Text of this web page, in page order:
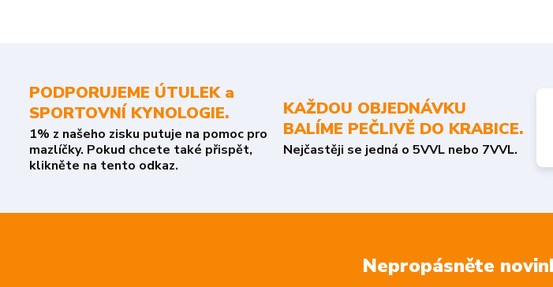
PODPORUJEME ÚTULEK a
SPORTOVNÍ KYNOLOGIE.
1% z našeho zisku putuje na pomoc pro
mazlíčky. Pokud chcete také přispět,
klikněte na tento odkaz.
KAŽDOU OBJEDNÁVKU
BALÍME PEČLIVĚ DO KRABICE.
Nejčastěji se jedná o 5VVL nebo 7VVL.
Nepropásněte